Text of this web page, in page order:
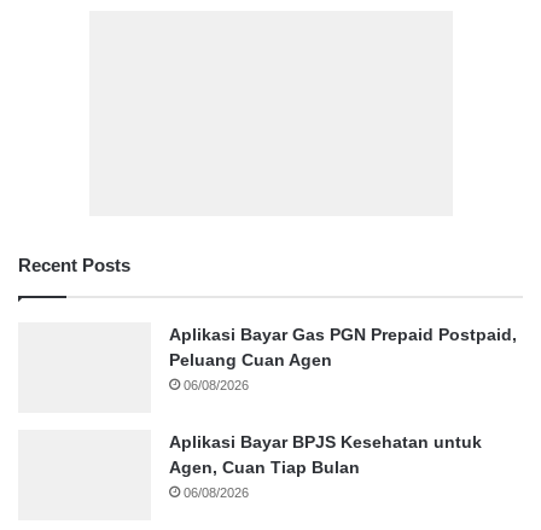
Recent Posts
Aplikasi Bayar Gas PGN Prepaid Postpaid,
Peluang Cuan Agen
06/08/2026
Aplikasi Bayar BPJS Kesehatan untuk
Agen, Cuan Tiap Bulan
06/08/2026